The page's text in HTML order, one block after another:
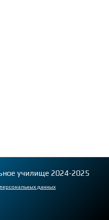
училище 2024-2025
данных